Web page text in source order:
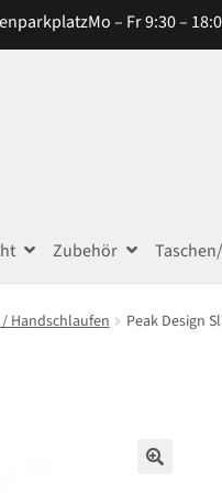
Mo – Fr 9:30 –
Zubehör
Handschlaufen Peak Design